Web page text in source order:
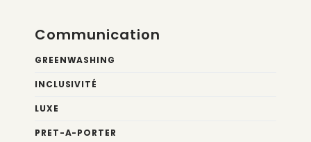
Communication
GREENWASHING
INCLUSIVITÉ
LUXE
PRET-A-PORTER